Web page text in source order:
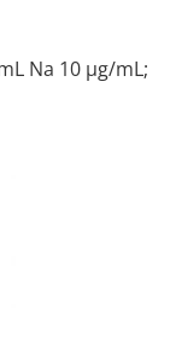
Na 10 µg/mL;